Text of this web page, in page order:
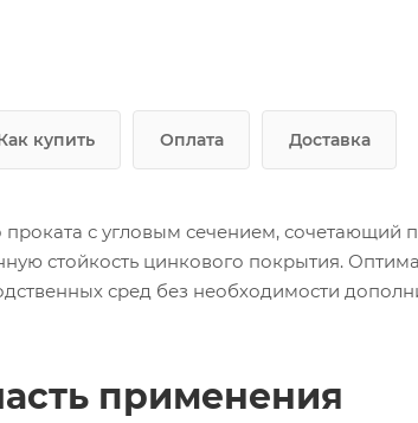
купить Оплата Доставка
с угловым сечением, сочетающий
стойкость цинкового покрытия.
сред без необходимости
применения